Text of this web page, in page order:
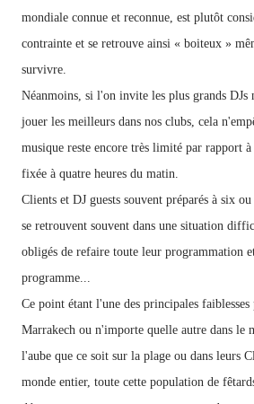
mondiale connue et reconnue, est plutôt
contrainte et se retrouve ainsi « boiteux »
survivre.
Néanmoins, si l'on invite les plus grands DJs
jouer les meilleurs dans nos clubs, cela
musique reste encore très limité par rapport à
fixée à quatre heures du matin.
Clients et DJ guests souvent préparés à six ou
se retrouvent souvent dans une situation
obligés de refaire toute leur programmation
programme...
Ce point étant l'une des principales
Marrakech ou n'importe quelle autre dans le
l'aube que ce soit sur la plage ou dans leurs
monde entier, toute cette population de